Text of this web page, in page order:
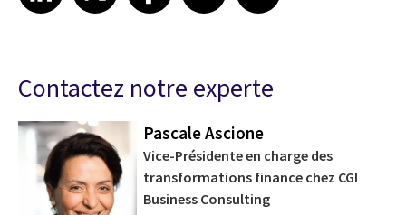
Contactez notre experte
Pascale Ascione
Vice-Présidente en charge des
transformations finance chez CGI
Business Consulting